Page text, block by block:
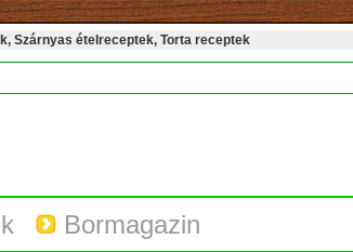
Szárnyas ételreceptek, Torta receptek
Bormagazin